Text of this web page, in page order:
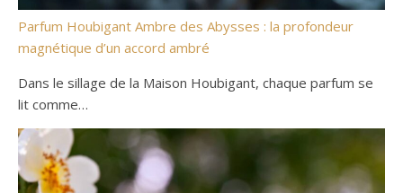
Parfum Houbigant Ambre des Abysses : la profondeur
magnétique d’un accord ambré
Dans le sillage de la Maison Houbigant, chaque parfum se
lit comme…